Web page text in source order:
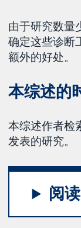
由于研究数量
确定这些诊断
额外的好处。
本综述的
本综述作者检
发表的研究。
阅